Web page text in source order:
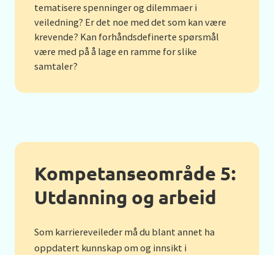
tematisere spenninger og dilemmaer i
veiledning? Er det noe med det som kan være
krevende? Kan forhåndsdefinerte spørsmål
være med på å lage en ramme for slike
samtaler?
Kompetanseområde 5:
Utdanning og arbeid
Som karriereveileder må du blant annet ha
oppdatert kunnskap om og innsikt i